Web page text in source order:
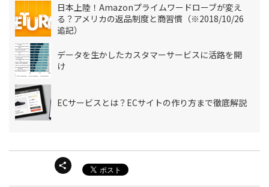
日本上陸！Amazonプライムワードローブが変え
る？アメリカの返品制度と商習慣（※2018/10/26
追記）
データを生かしたカスタマーサービスに活路を開
け
ECサービスとは？ECサイトの作り方まで徹底解説